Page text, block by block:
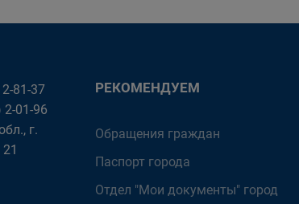
81-37
01-96
г.
РЕКОМЕНДУЕМ
Обращения граждан
Паспорт города
Отдел "Мои документы" город